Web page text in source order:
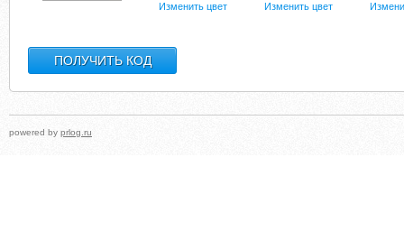
Изменить цвет Изменить цвет
powered by prlog.ru